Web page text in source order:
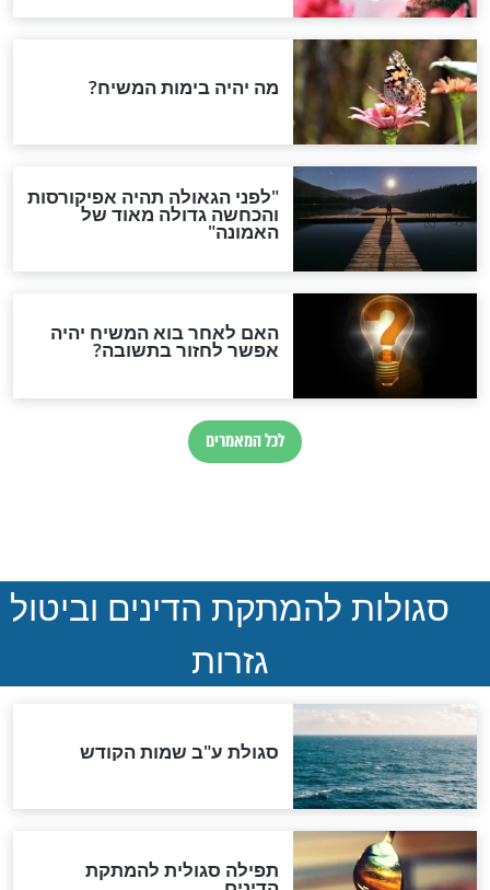
על ידי ריסוס
ורוחות?
חדשות יהדות
הותר לפרסום: לוחמי מילואים
ההסכם החשאי של טראמפ
ואיראן: בלי שקיפות ועם הרבה
סימני שאלה
במרתפי מוסקבה: כתב היד
הנדיר של הרשב"ם התגלה
"מודה לקב"ה על כל השנים"
לכל המאמרים